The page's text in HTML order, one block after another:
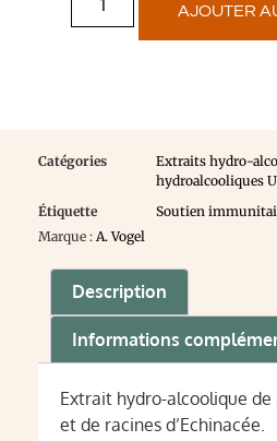
AJOUTER
Catégories Extraits hydro-
hydroalcooliques
Étiquette
Soutien
Marque : A. Vogel
Description
Informations
Extrait hydro-alcoolique
et de racines d’Echinacée.